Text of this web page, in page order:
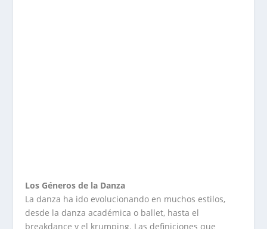
Los Géneros de la Danza
La danza ha ido evolucionando en muchos estilos,
desde la danza académica o ballet, hasta el
breakdance y el krumping. Las definiciones que